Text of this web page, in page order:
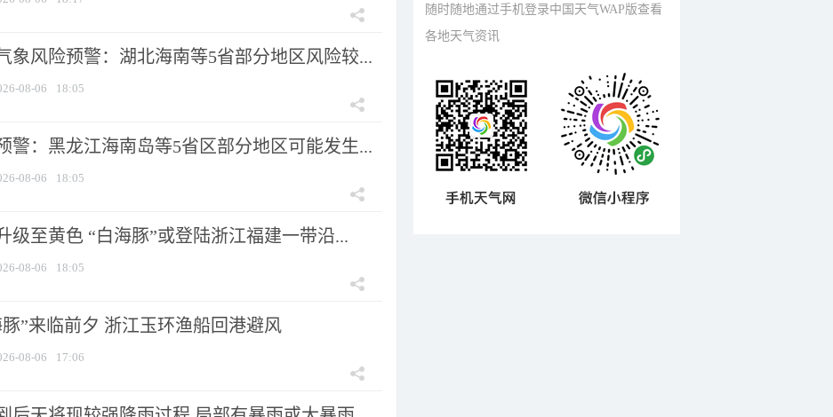
象风险预警：湖北海南等5省部分地区风险较...
08-06 18:05
警：黑龙江海南岛等5省区部分地区可能发生...
08-06 18:05
级至黄色 “白海豚”或登陆浙江福建一带沿...
08-06 18:05
”来临前夕 浙江玉环渔船回港避风
08-06 17:06
随时随地通过手机登录中国天气WAP版查看
各地天气资讯